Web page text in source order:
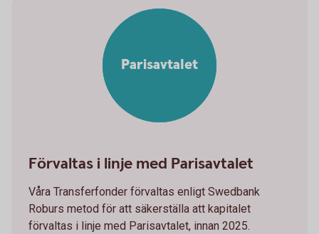
Parisavtalet
Förvaltas i linje med Parisavtalet
Våra Transferfonder förvaltas enligt Swedbank
Roburs metod för att säkerställa att kapitalet
förvaltas i linje med Parisavtalet, innan 2025.